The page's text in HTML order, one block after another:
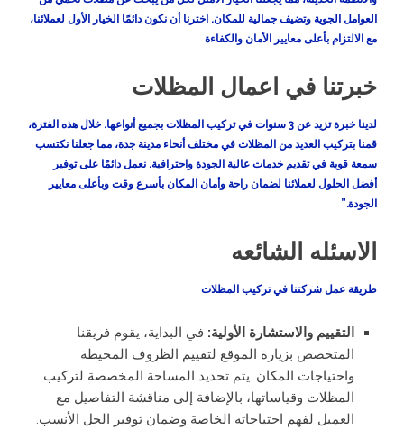
العوامل الجوية وتضيف جمالية للمكان. اخترنا أن نكون دائمًا الخيار الأول لعملائنا،
مع الالتزام بأعلى معايير الأمان والكفاءة
خبرتنا في اعمال المظلات
لدينا خبرة تزيد عن 3 سنوات في تركيب المظلات بجميع أنواعها. خلال هذه الفترة،
قمنا بتركيب العديد من المظلات في مختلف أنحاء مدينة جدة، مما جعلنا نكتسب
سمعة قوية في تقديم خدمات عالية الجودة واحترافية. نعمل دائمًا على توفير
أفضل الحلول لعملائنا لضمان راحة وأمان المكان بأسرع وقت وبأعلى معايير
الجودة.”
الاسئله الشائعه
طريقة عمل شركتنا في تركيب المظلات
التقييم والاستشارة الأولية: في البداية، يقوم فريقنا
المتخصص بزيارة الموقع لتقييم الظروف المحيطة
واحتياجات المكان. يتم تحديد المساحة المخصصة لتركيب
المظلات وقياساتها، بالإضافة إلى مناقشة التفاصيل مع
العميل لفهم احتياجاته الخاصة وضمان توفير الحل الأنسب.